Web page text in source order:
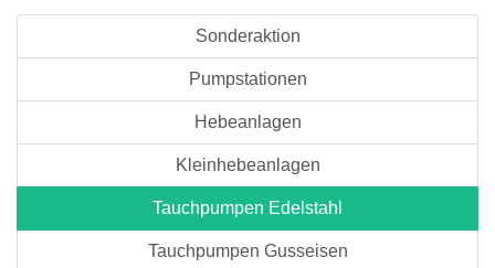
Sonderaktion
Pumpstationen
Hebeanlagen
Kleinhebeanlagen
Tauchpumpen Edelstahl
Tauchpumpen Gusseisen